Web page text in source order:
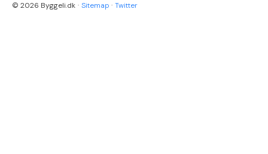
© 2026 Byggeli.dk · Sitemap · Twitter